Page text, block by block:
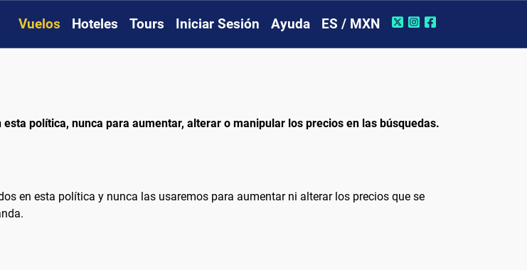
Vuelos Hoteles Tours Iniciar Sesión Ayuda ES / MXN
política, nunca para aumentar, alterar o manipular los precios en las búsquedas.
en esta política y nunca las usaremos para aumentar ni alterar los precios que se